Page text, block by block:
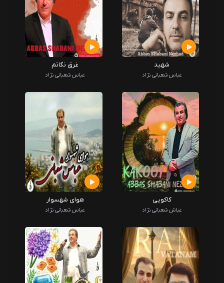
شهید
عباس شعبانی نژاد
غرق نگاتم
عباس شعبانی نژاد
کاکویی
عباش شعبانی نژاد
هوای شهسوار
عباس شعبانی نژاد